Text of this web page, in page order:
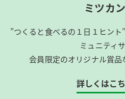
ミツカ
”つくると食べるの１日１ヒン
ミュニティサ
会員限定のオリジナル賞品
詳しくはこ